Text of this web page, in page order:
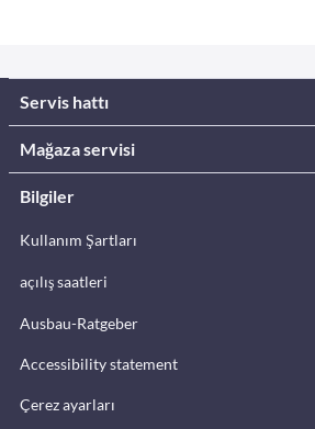
Servis hattı
Mağaza servisi
Bilgiler
Kullanım Şartları
açılış saatleri
Ausbau-Ratgeber
Accessibility statement
Çerez ayarları